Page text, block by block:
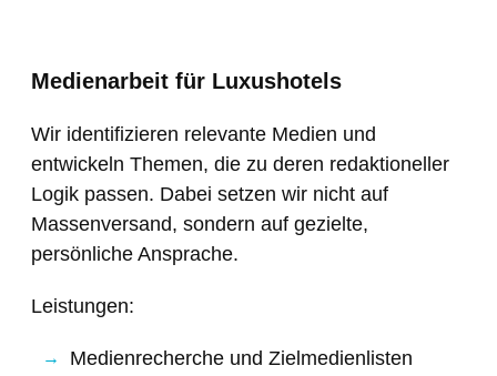
Medienarbeit für Luxushotels
Wir identifizieren relevante Medien und
entwickeln Themen, die zu deren redaktioneller
Logik passen. Dabei setzen wir nicht auf
Massenversand, sondern auf gezielte,
persönliche Ansprache.
Leistungen:
Medienrecherche und Zielmedienlisten